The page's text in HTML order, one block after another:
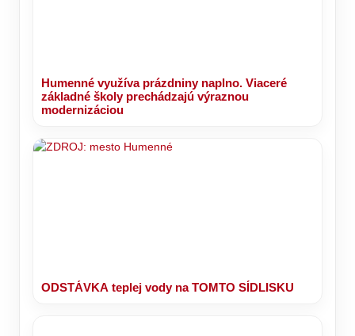
Humenné využíva prázdniny naplno. Viaceré
základné školy prechádzajú výraznou
modernizáciou
ODSTÁVKA teplej vody na TOMTO SÍDLISKU